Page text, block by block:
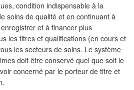
condition indispensable à la
soins de qualité et en continuant à
et à financer plus
les titres et qualifications (en cours et
les secteurs de soins. Le système
doit être conservé quel que soit le
concerné par le porteur de titre et